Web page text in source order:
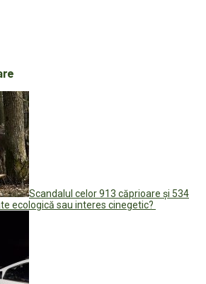
Scandalul celor 913 căprioare și 534
ecologică sau interes cinegetic?